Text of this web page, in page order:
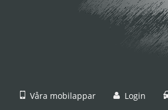
Våra mobilappar Login